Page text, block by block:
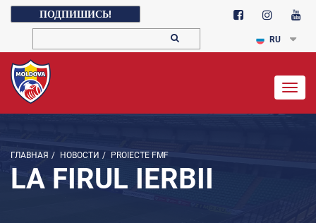
ПОДПИШИСЬ!
RU
ГЛАВНАЯ / НОВОСТИ / PROIECTE FMF
LA FIRUL IERBII